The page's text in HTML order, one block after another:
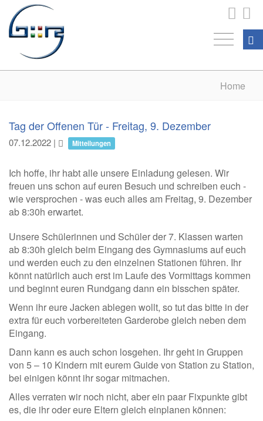
Home
Tag der Offenen Tür - Freitag, 9. Dezember
07.12.2022 | Mitteilungen
Ich hoffe, ihr habt alle unsere Einladung gelesen. Wir
freuen uns schon auf euren Besuch und schreiben euch -
wie versprochen - was euch alles am Freitag, 9. Dezember
ab 8:30h erwartet.
Unsere Schülerinnen und Schüler der 7. Klassen warten
ab 8:30h gleich beim Eingang des Gymnasiums auf euch
und werden euch zu den einzelnen Stationen führen. Ihr
könnt natürlich auch erst im Laufe des Vormittags kommen
und beginnt euren Rundgang dann ein bisschen später.
Wenn ihr eure Jacken ablegen wollt, so tut das bitte in der
extra für euch vorbereiteten Garderobe gleich neben dem
Eingang.
Dann kann es auch schon losgehen. Ihr geht in Gruppen
von 5 – 10 Kindern mit eurem Guide von Station zu Station,
bei einigen könnt ihr sogar mitmachen.
Alles verraten wir noch nicht, aber ein paar Fixpunkte gibt
es, die ihr oder eure Eltern gleich einplanen können: